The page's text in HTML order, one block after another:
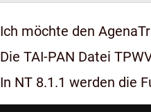
Ich möchte den
Die TAI-PAN Datei
In NT 8.1.1 werden die